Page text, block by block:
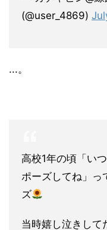
(@user_4869)
...。
高校1年の頃「い
ポーズしてね」っ
ズ
当時嬉し泣きして